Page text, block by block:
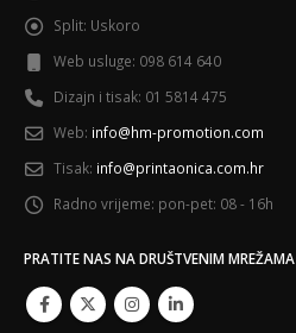
Split: Uskoro
Web usluge: 098 614 640
Dizajn i tisak: 01 5814 475
Web: info@hm-promotion.com
Tisak: info@printaonica.com.hr
Radno vrijeme: pon-pet: 08 - 16h
PRATITE NAS NA DRUŠTVENIM MREŽAMA